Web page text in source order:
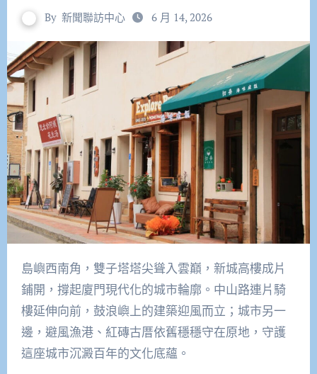
By 新聞聯訪中心 6 月 14, 2026
島嶼西南角，雙子塔塔尖聳入雲巔，新城高樓成片
鋪開，撐起廈門現代化的城市輪廓。中山路連片騎
樓延伸向前，鼓浪嶼上的建築迎風而立；城市另一
邊，避風漁港、紅磚古厝依舊穩穩守在原地，守護
這座城市沉澱百年的文化底蘊。